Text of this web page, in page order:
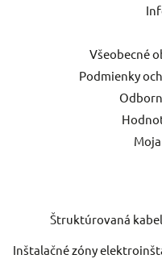
Všeobecné
Podmienky
Štruktúrovaná
Inštalačné zóny